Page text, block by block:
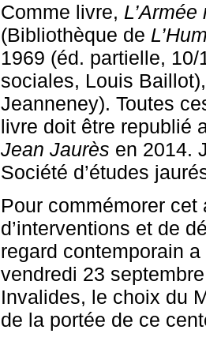
Comme livre,
(Bibliothèque de
1969 (éd. partielle,
sociales, Louis
Jeanneney). Toutes
livre doit être republié
Jean Jaurès en 2014.
Société d’études
Pour commémorer cet
d’interventions et de
regard contemporain
vendredi 23
Invalides, le choix du
de la portée de ce